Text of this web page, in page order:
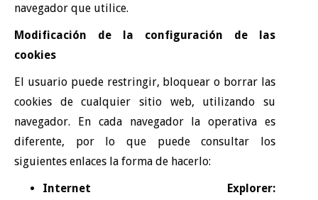
navegador que utilice.
Modificación de la configuración de las
cookies
El usuario puede restringir, bloquear o borrar las
cookies de cualquier sitio web, utilizando su
navegador. En cada navegador la operativa es
diferente, por lo que puede consultar los
siguientes enlaces la forma de hacerlo:
Internet Explorer: